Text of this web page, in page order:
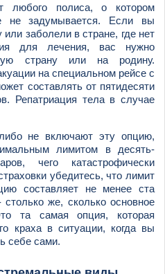
любого полиса, о котором
не задумывается. Если вы
заболели в стране, где нет
для лечения, вас нужно
страну или на родину.
на специальном рейсе с
составлять от пятидесяти
Репатриация тела в случае
не включают эту опцию,
лимитом в десять-
чего катастрофически
убедитесь, что лимит
составляет не менее ста
же, сколько основное
та самая опция, которая
краха в ситуации, когда вы
себе сами.